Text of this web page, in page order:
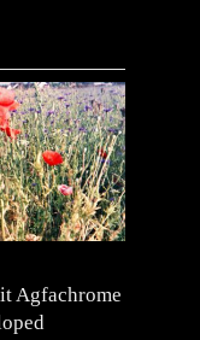
Agfachrome